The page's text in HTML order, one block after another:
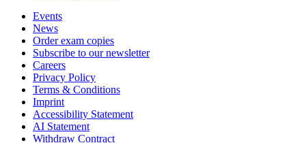
Events
News
Order exam copies
Subscribe to our newsletter
Careers
Privacy Policy
Terms & Conditions
Imprint
Accessibility Statement
AI Statement
Withdraw Contract